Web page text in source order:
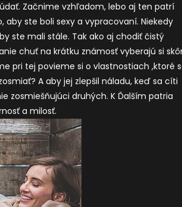
Začnime vzhľadom, lebo aj ten patrí
aby ste boli sexy a vypracovaní. Niekedy
ste mali stále. Tak ako aj chodiť čistý
chuť na krátku známosť vyberajú si
pri tej povieme si o vlastnostiach ,ktoré
A aby jej zlepšil náladu, keď sa cíti
zosmiešňujúci druhých. K Ďalším patria
a milosť.